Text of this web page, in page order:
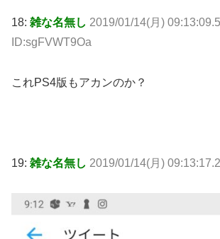
18: 雑な名無し 2019/01/14(月)
ID:sgFVWT9Oa
これPS4版もアカンのか？
19: 雑な名無し 2019/01/14(月)